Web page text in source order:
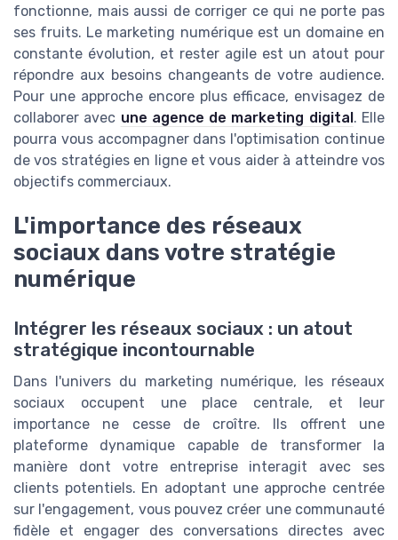
fonctionne, mais aussi de corriger ce qui ne porte pas
ses fruits. Le marketing numérique est un domaine en
constante évolution, et rester agile est un atout pour
répondre aux besoins changeants de votre audience.
Pour une approche encore plus efficace, envisagez de
collaborer avec une agence de marketing digital. Elle
pourra vous accompagner dans l'optimisation continue
de vos stratégies en ligne et vous aider à atteindre vos
objectifs commerciaux.
L'importance des réseaux
sociaux dans votre stratégie
numérique
Intégrer les réseaux sociaux : un atout
stratégique incontournable
Dans l'univers du marketing numérique, les réseaux
sociaux occupent une place centrale, et leur
importance ne cesse de croître. Ils offrent une
plateforme dynamique capable de transformer la
manière dont votre entreprise interagit avec ses
clients potentiels. En adoptant une approche centrée
sur l'engagement, vous pouvez créer une communauté
fidèle et engager des conversations directes avec